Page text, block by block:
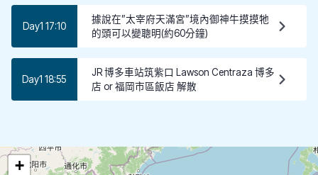
Day1 17:10
據說在”太宰府天滿宮”境內御神牛摸摸牠
的頭可以變聰明(約60分鐘)
Day1 18:55
JR 博多車站筑紫口 Lawson Centraza 博多
店 or 福岡市區飯店 解散
+